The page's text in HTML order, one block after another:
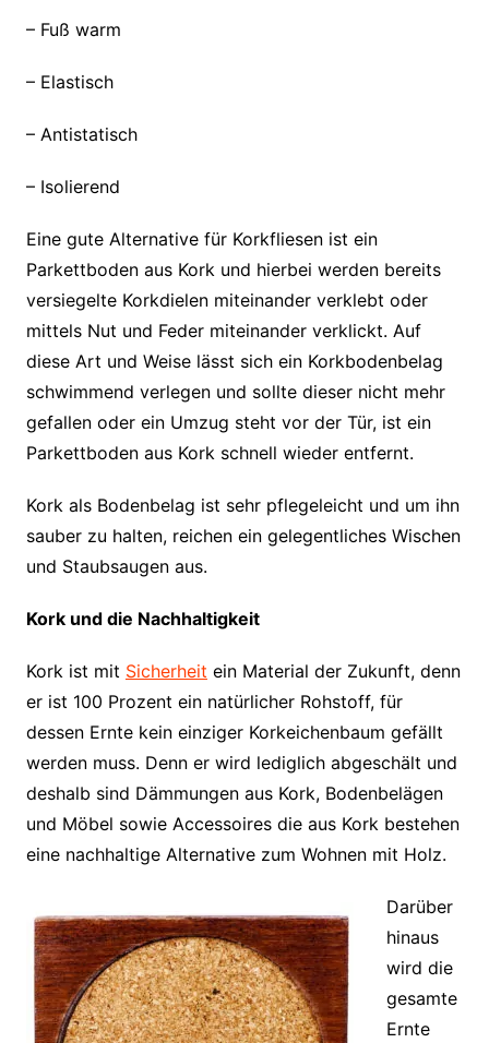
– Fuß warm
– Elastisch
– Antistatisch
– Isolierend
Eine gute Alternative für Korkfliesen ist ein
Parkettboden aus Kork und hierbei werden bereits
versiegelte Korkdielen miteinander verklebt oder
mittels Nut und Feder miteinander verklickt. Auf
diese Art und Weise lässt sich ein Korkbodenbelag
schwimmend verlegen und sollte dieser nicht mehr
gefallen oder ein Umzug steht vor der Tür, ist ein
Parkettboden aus Kork schnell wieder entfernt.
Kork als Bodenbelag ist sehr pflegeleicht und um ihn
sauber zu halten, reichen ein gelegentliches Wischen
und Staubsaugen aus.
Kork und die Nachhaltigkeit
Kork ist mit Sicherheit ein Material der Zukunft, denn
er ist 100 Prozent ein natürlicher Rohstoff, für
dessen Ernte kein einziger Korkeichenbaum gefällt
werden muss. Denn er wird lediglich abgeschält und
deshalb sind Dämmungen aus Kork, Bodenbelägen
und Möbel sowie Accessoires die aus Kork bestehen
eine nachhaltige Alternative zum Wohnen mit Holz.
Darüber
hinaus
wird die
gesamte
Ernte